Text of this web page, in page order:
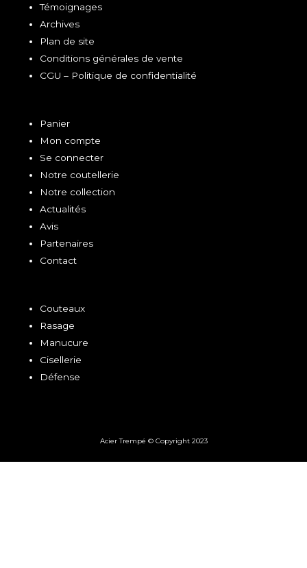
Témoignages
Archives
Plan de site
Conditions générales de vente
CGU – Politique de confidentialité
Panier
Mon compte
Se connecter
Notre coutellerie
Notre collection
Actualités
Avis
Partenaires
Contact
Couteaux
Rasage
Manucure
Cisellerie
Défense
Acier Trempé © Copyright 2023